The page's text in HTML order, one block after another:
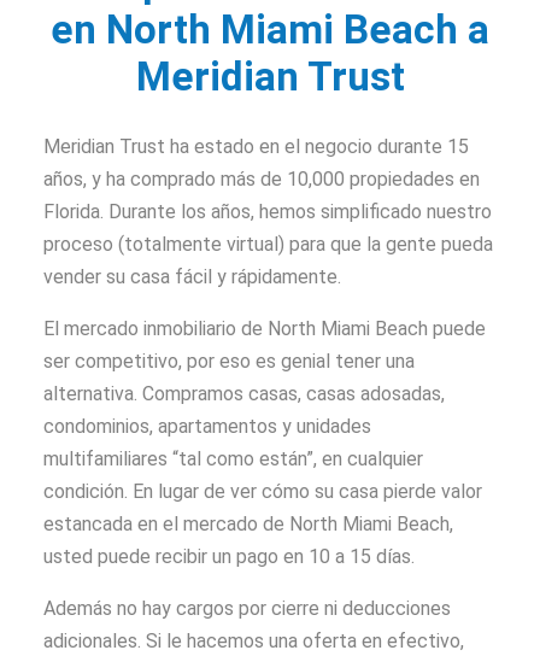
en North Miami Beach a
Meridian Trust
Meridian Trust ha estado en el negocio durante 15
años, y ha comprado más de 10,000 propiedades en
Florida. Durante los años, hemos simplificado nuestro
proceso (totalmente virtual) para que la gente pueda
vender su casa fácil y rápidamente.
El mercado inmobiliario de North Miami Beach puede
ser competitivo, por eso es genial tener una
alternativa. Compramos casas, casas adosadas,
condominios, apartamentos y unidades
multifamiliares “tal como están”, en cualquier
condición. En lugar de ver cómo su casa pierde valor
estancada en el mercado de North Miami Beach,
usted puede recibir un pago en 10 a 15 días.
Además no hay cargos por cierre ni deducciones
adicionales. Si le hacemos una oferta en efectivo,